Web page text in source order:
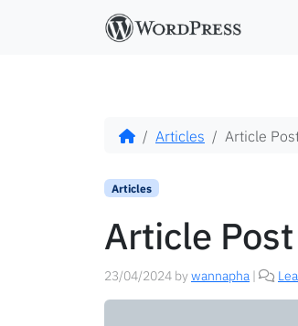
Articles Article
Articles
Article
23/04/2024 bywannapha |